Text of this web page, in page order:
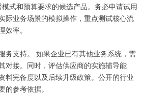
式和预算要求的候选产品。务必申请试用
际业务场景的模拟操作，重点测试核心流
率。
务支持。 如果企业已有其他业务系统，需
对接。同时，评估供应商的实施辅导能
料完备度以及后续升级政策。公开的行业
的参考依据。